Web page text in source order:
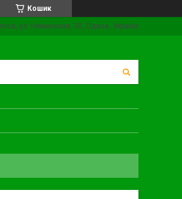
Кошик
ул. Нежинская, 30, Одеса, Україна